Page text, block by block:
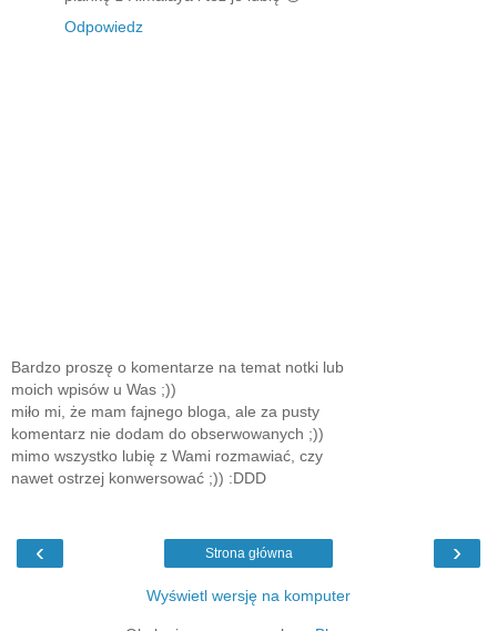
Odpowiedz
Bardzo proszę o komentarze na temat notki lub
moich wpisów u Was ;))
miło mi, że mam fajnego bloga, ale za pusty
komentarz nie dodam do obserwowanych ;))
mimo wszystko lubię z Wami rozmawiać, czy
nawet ostrzej konwersować ;)) :DDD
‹ ›
Strona główna
Wyświetl wersję na komputer